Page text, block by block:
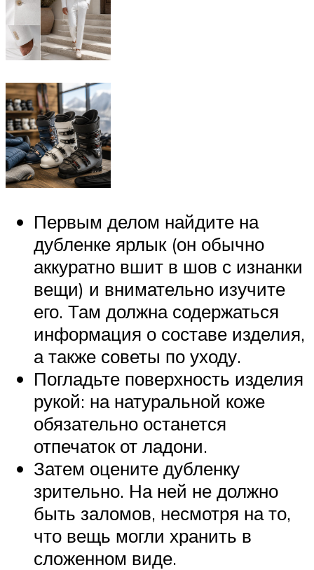
Первым делом найдите на
дубленке ярлык (он обычно
аккуратно вшит в шов с изнанки
вещи) и внимательно изучите
его. Там должна содержаться
информация о составе изделия,
а также советы по уходу.
Погладьте поверхность изделия
рукой: на натуральной коже
обязательно останется
отпечаток от ладони.
Затем оцените дубленку
зрительно. На ней не должно
быть заломов, несмотря на то,
что вещь могли хранить в
сложенном виде.